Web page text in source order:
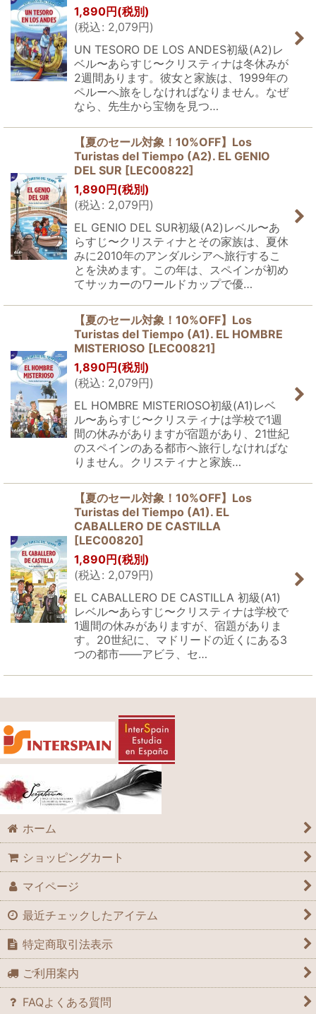
1,890円 (税別)
(税込: 2,079円)
UN TESORO DE LOS ANDES初級(A2)レ
ベル〜あらすじ〜クリスティナは冬休みが
2週間あります。彼女と家族は、1999年の
ペルーへ旅をしなければなりません。なぜ
なら、先生から宝物を見つ…
【夏のセール対象！10%OFF】Los
Turistas del Tiempo (A2). EL GENIO
DEL SUR [LEC00822]
1,890円 (税別)
(税込: 2,079円)
EL GENIO DEL SUR初級(A2)レベル〜あ
らすじ〜クリスティナとその家族は、夏休
みに2010年のアンダルシアへ旅行するこ
とを決めます。この年は、スペインが初め
てサッカーのワールドカップで優…
【夏のセール対象！10%OFF】Los
Turistas del Tiempo (A1). EL HOMBRE
MISTERIOSO [LEC00821]
1,890円 (税別)
(税込: 2,079円)
EL HOMBRE MISTERIOSO初級(A1)レベ
ル〜あらすじ〜クリスティナは学校で1週
間の休みがありますが宿題があり、21世紀
のスペインのある都市へ旅行しなければな
りません。クリスティナと家族…
【夏のセール対象！10%OFF】Los
Turistas del Tiempo (A1). EL
CABALLERO DE CASTILLA
[LEC00820]
1,890円 (税別)
(税込: 2,079円)
EL CABALLERO DE CASTILLA 初級(A1)
レベル〜あらすじ〜クリスティナは学校で
1週間の休みがありますが、宿題がありま
す。20世紀に、マドリードの近くにある3
つの都市――アビラ、セ…
ホーム
ショッピングカート
マイページ
最近チェックしたアイテム
特定商取引法表示
ご利用案内
FAQよくある質問